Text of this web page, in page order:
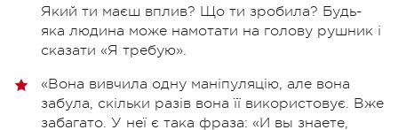
Який ти маєш вплив? Що ти зробила? Будь-
яка людина може намотати на голову рушник і
сказати «Я требую».
«Вона вивчила одну маніпуляцію, але вона
забула, скільки разів вона її використовує. Вже
забагато. У неї є така фраза: «И вы знаете,